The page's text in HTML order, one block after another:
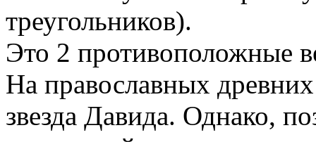
треугольников).
Это 2 противоположные
На православных
звезда Давида. Однако,